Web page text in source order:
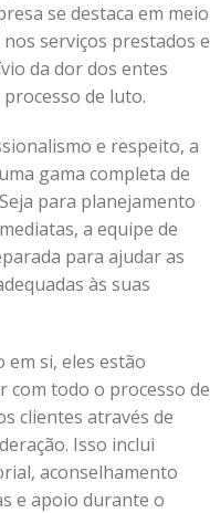
se destaca em meio
serviços prestados e
da dor dos entes
de luto.
e respeito, a
gama completa de
para planejamento
a equipe de
para ajudar as
às suas
em si, eles estão
com todo o processo de
clientes através de
Isso inclui
aconselhamento
e apoio durante o